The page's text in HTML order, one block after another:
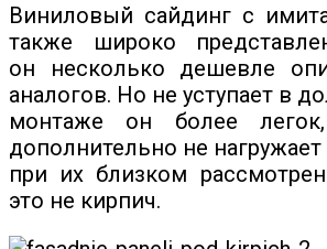
Виниловый сайдинг с
также широко
он несколько дешевле
аналогов. Но не уступает в
монтаже он более
дополнительно не
при их близком
это не кирпич.